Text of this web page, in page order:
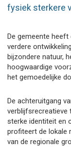
fysiek sterkere
De gemeente heeft
verdere
bijzondere natuur,
hoogwaardige
het gemoedelijke
De achteruitgang
verblijfsrecreatieve
sterke identiteit en
profiteert de lokale
van de regionale